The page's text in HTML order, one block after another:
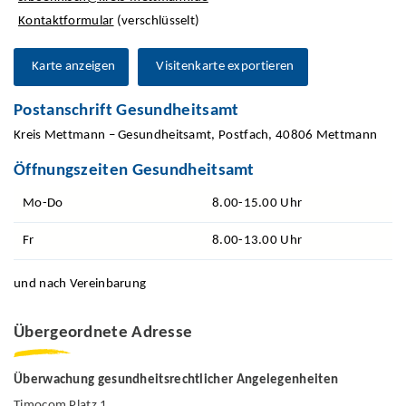
Kontaktformular (verschlüsselt)
Karte anzeigen Visitenkarte exportieren
Postanschrift Gesundheitsamt
Kreis Mettmann – Gesundheitsamt, Postfach, 40806 Mettmann
Öffnungszeiten Gesundheitsamt
Mo-Do 8.00-15.00 Uhr
Fr 8.00-13.00 Uhr
und nach Vereinbarung
Übergeordnete Adresse
Überwachung gesundheitsrechtlicher Angelegenheiten